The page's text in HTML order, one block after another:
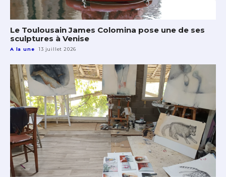
Le Toulousain James Colomina pose une de ses
sculptures à Venise
A la une 13 juillet 2026